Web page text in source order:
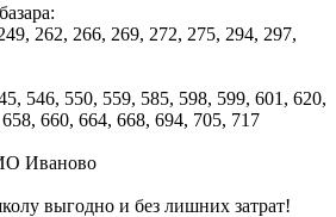
262, 266, 269, 272, 275, 294, 297,
546, 550, 559, 585, 598, 599, 601, 620,
660, 664, 668, 694, 705, 717
Иваново
выгодно и без лишних затрат!